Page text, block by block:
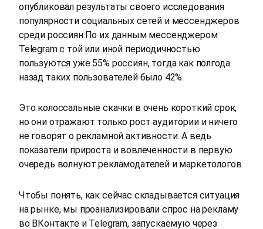
опубликовал результаты своего исследования
популярности социальных сетей и мессенджеров
среди россиян.По их данным мессенджером
Telegram с той или иной периодичностью
пользуются уже 55% россиян, тогда как полгода
назад таких пользователей было 42%.
Это колоссальные скачки в очень короткий срок,
но они отражают только рост аудитории и ничего
не говорят о рекламной активности. А ведь
показатели прироста и вовлеченности в первую
очередь волнуют рекламодателей и маркетологов.
Чтобы понять, как сейчас складывается ситуация
на рынке, мы проанализировали спрос на рекламу
во ВКонтакте и Telegram, запускаемую через